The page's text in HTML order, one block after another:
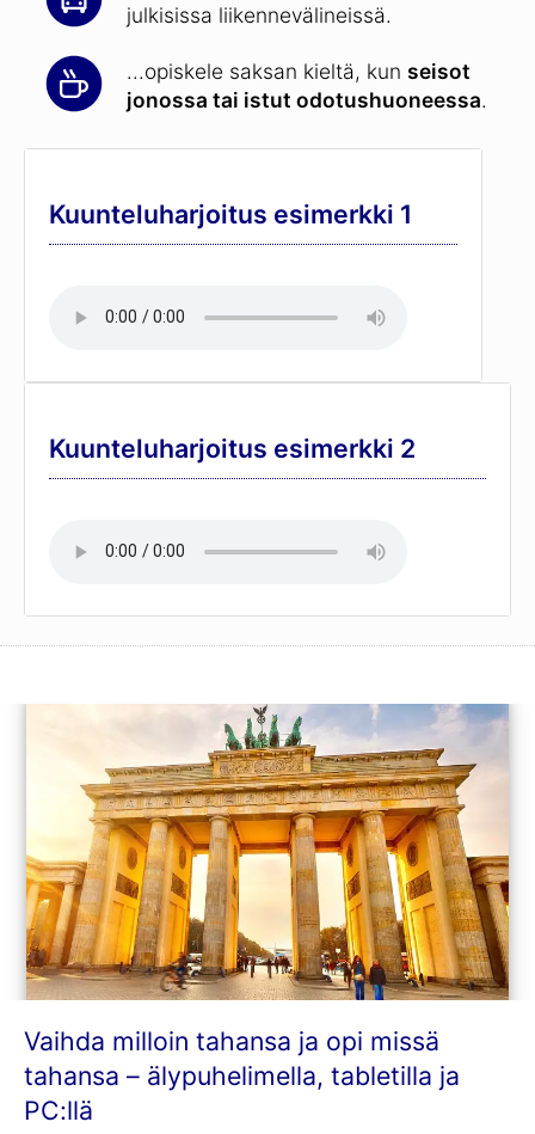
julkisissa liikennevälineissä.
...opiskele saksan kieltä, kun seisot
jonossa tai istut odotushuoneessa.
Kuunteluharjoitus esimerkki 1
Kuunteluharjoitus esimerkki 2
Vaihda milloin tahansa ja opi missä
tahansa – älypuhelimella, tabletilla ja
PC:llä